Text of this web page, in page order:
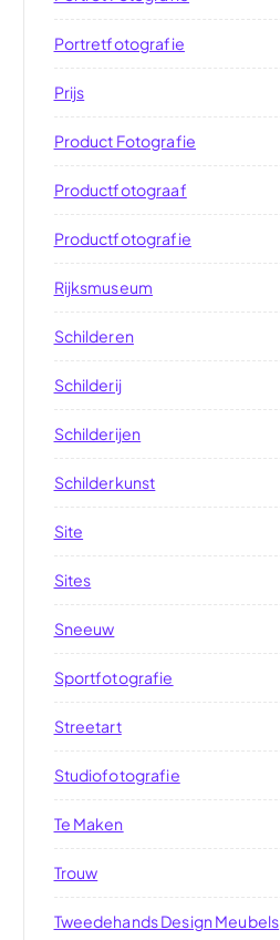
Portretfotografie
Prijs
Product Fotografie
Productfotograaf
Productfotografie
Rijksmuseum
Schilderen
Schilderij
Schilderijen
Schilderkunst
Site
Sites
Sneeuw
Sportfotografie
Streetart
Studiofotografie
Te Maken
Trouw
Tweedehands Design Meubels